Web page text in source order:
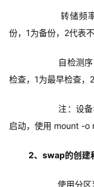
转储频率
份，1为备份，2代表
自检测序
检查，1为最早检查，
注：设备
启动，使用 mount -
2、swap的创建
使用分区